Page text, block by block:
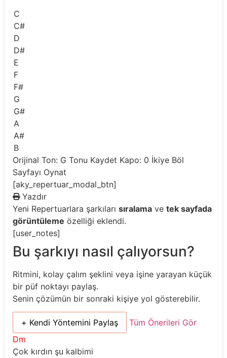
C
C#
D
D#
E
F
F#
G
G#
A
A#
B
Orijinal Ton: G Tonu Kaydet Kapo: 0 İkiye Böl
Sayfayı Oynat
[aky_repertuar_modal_btn]
Yazdır
Yeni Repertuarlara şarkıları sıralama ve tek sayfada
görüntüleme özelliği eklendi.
[user_notes]
Bu şarkıyı nasıl çalıyorsun?
Ritmini, kolay çalım şeklini veya işine yarayan küçük
bir püf noktayı paylaş.
Senin çözümün bir sonraki kişiye yol gösterebilir.
+ Kendi Yöntemini Paylaş
Tüm Önerileri Gör
Dm
Çok kırdın şu kalbimi